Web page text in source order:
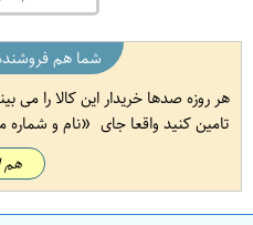
شما هم
هر روزه صدها خریدار این کالا را می
تامین کنید واقعا جای
نام و شماره
هم